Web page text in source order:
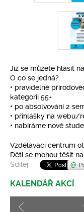
Již se můžete hlásit
O co se jedná?
• pravidelné
kategorii 55+
• po absolvování 2
• přihlášky na webu/
• nabíráme nové
Vzdělávací centrum
Děti se mohou těšit
Sdílej:
KALENDÁŘ AKCÍ